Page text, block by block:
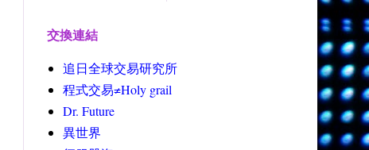
交換連結
追日全球交易研究所
程式交易≠Holy grail
Dr. Future
異世界